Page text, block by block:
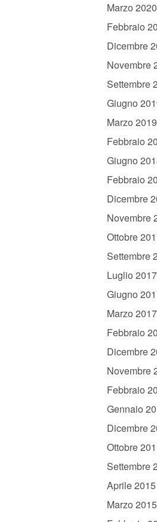
Marzo 2020
Febbraio
Dicembre
Novembre
Settembre
Giugno
Marzo 2019
Febbraio
Giugno
Febbraio
Dicembre
Novembre
Ottobre
Settembre
Luglio 2017
Giugno
Marzo 2017
Febbraio
Dicembre
Novembre
Febbraio
Gennaio
Dicembre
Ottobre
Settembre
Aprile 2015
Marzo 2015